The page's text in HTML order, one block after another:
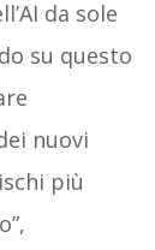
da sole
su questo
nuovi
più